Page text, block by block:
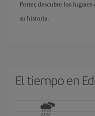
Potter, descubre los
su historia.
El tiempo en